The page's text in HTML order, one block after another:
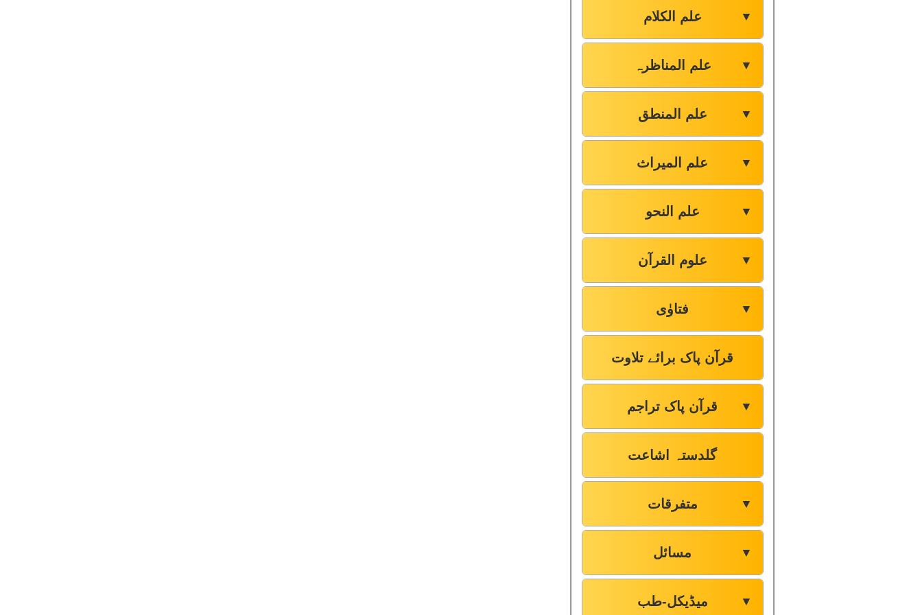
علم الکلام ▼
علم المناظرہ ▼
علم المنطق ▼
علم المیراث ▼
علم النحو ▼
علوم القرآن ▼
فتاوٰی ▼
قرآن پاک برائے تلاوت
قرآن پاک تراجم ▼
گلدستہ اشاعت
متفرقات ▼
مسائل ▼
میڈیکل-طب ▼